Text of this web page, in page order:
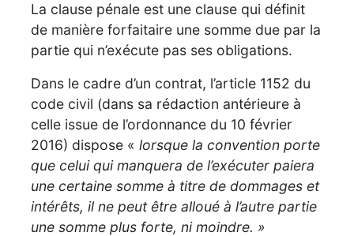
La clause pénale est une clause qui définit
de manière forfaitaire une somme due par la
partie qui n’exécute pas ses obligations.
Dans le cadre d’un contrat, l’article 1152 du
code civil (dans sa rédaction antérieure à
celle issue de l’ordonnance du 10 février
2016) dispose « lorsque la convention porte
que celui qui manquera de l’exécuter paiera
une certaine somme à titre de dommages et
intérêts, il ne peut être alloué à l’autre partie
une somme plus forte, ni moindre. »